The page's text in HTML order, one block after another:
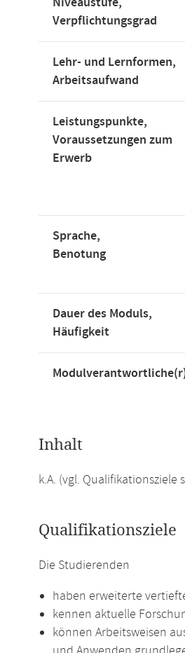
Verpflichtungsgrad
Lehr- und Lernformen,
Arbeitsaufwand
Leistungspunkte,
Voraussetzungen zum
Erwerb
Sprache,
Benotung
Dauer des Moduls,
Häufigkeit
Inhalt
k.A. (vgl.
Qualifikationsziele
Die Studierenden
haben erweiterte
kennen aktuelle
können Arbeitsweisen